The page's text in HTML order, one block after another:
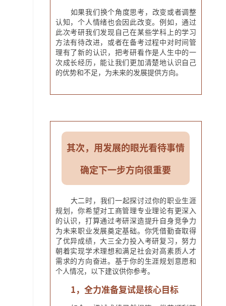
如果我们换个角度思考，改变或者调整
认知，个人情绪也会因此改变。例如，通过
此次考研我们发现自己在某些学科上的学习
方法有待改进，或者在备考过程中对时间管
理有了新的认识，把考研看作是人生中的一
次成长经历，能让我们更加清楚地认识自己
的优势和不足，为未来的发展提供方向。
其次，用发展的眼光看待事情
确定下一步方向很重要
大二时，我们一起探讨过你的职业生涯
规划，你希望对工商管理专业理论有更深入
的认识，打算通过考研深造提升自身竞争力
为未来职业发展奠定基础。你凭借勤奋取得
了优异成绩，大三全力投入考研复习，努力
朝着实现学术理想和满足社会对高素质人才
需求的方向奋进。基于你的生涯规划意愿和
个人情况，以下建议供你参考。
1，全力准备复试是核心目标